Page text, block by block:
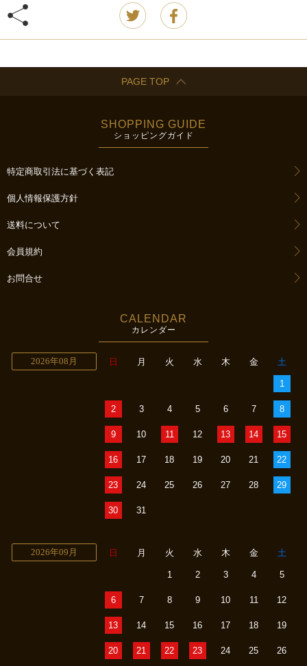
PAGE TOP
SHOPPING GUIDE
ショッピングガイド
特定商取引法に基づく表記
個人情報保護方針
送料について
会員規約
お問合せ
CALENDAR
カレンダー
2026年08月 日 月 火 水 木 金 土
1
2 3 4 5 6 7 8
9 10 11 12 13 14 15
16 17 18 19 20 21 22
23 24 25 26 27 28 29
30 31
2026年09月 日 月 火 水 木 金 土
1 2 3 4 5
6 7 8 9 10 11 12
13 14 15 16 17 18 19
20 21 22 23 24 25 26